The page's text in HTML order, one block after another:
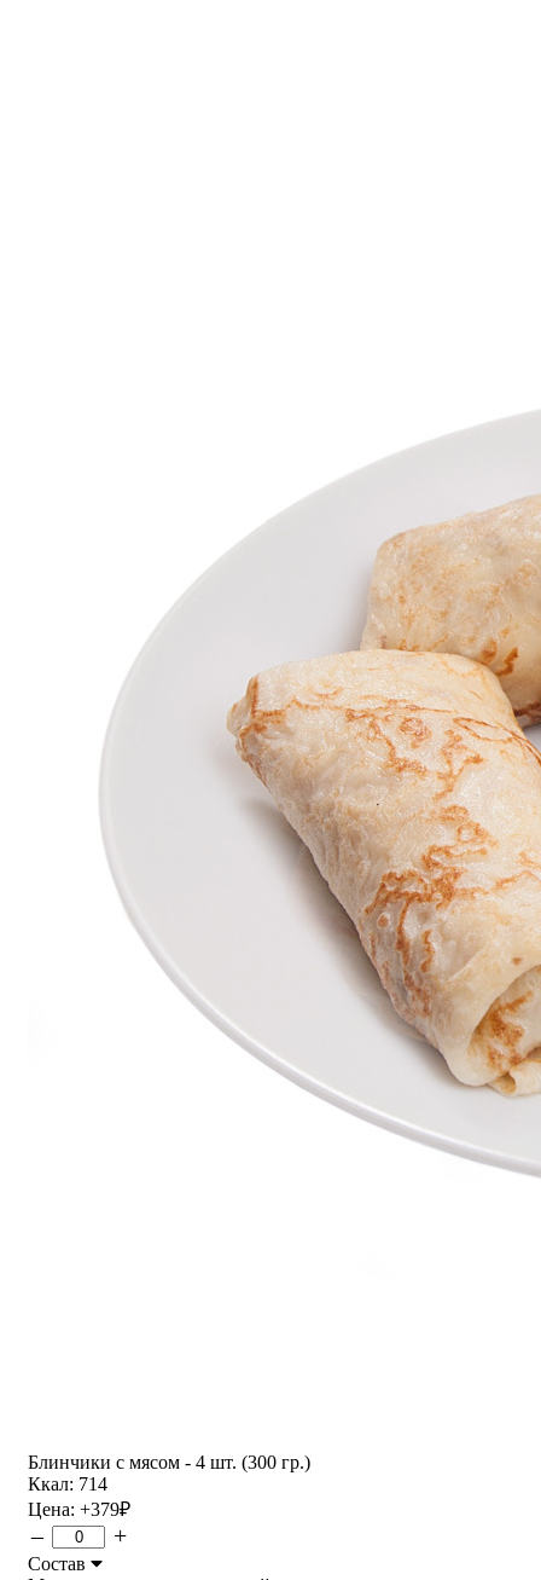
Блинчики с мясом - 4 шт. (300 гр.)
Ккал: 714
Цена: +379₽
– +
Состав